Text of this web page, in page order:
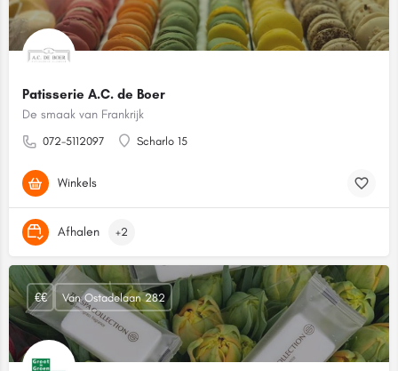
Patisserie A.C. de Boer
De smaak van Frankrijk
072-5112097 Scharlo 15
Winkels
Afhalen +2
€€ Van Ostadelaan 282